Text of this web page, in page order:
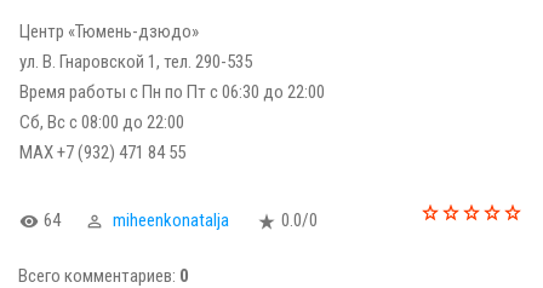
Центр «Тюмень-дзюдо»
ул. В. Гнаровской 1, тел. 290-535
Время работы с Пн по Пт с 06:30 до 22:00
Сб, Вс с 08:00 до 22:00
МАХ +7 (932) 471 84 55
64 miheenkonatalja 0.0/0
Всего комментариев: 0